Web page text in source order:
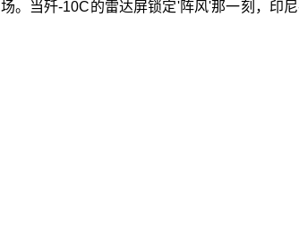
。当歼-10C的雷达屏锁定'阵风'那一刻，印